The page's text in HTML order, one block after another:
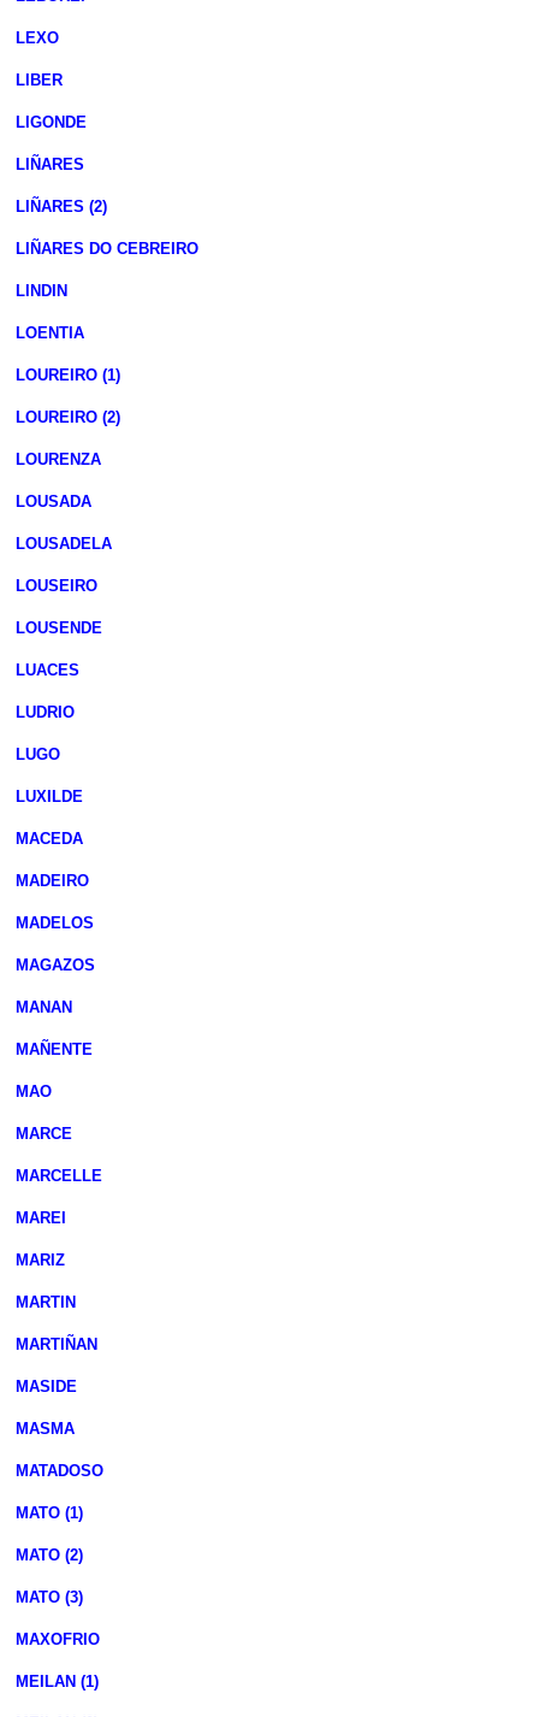
LEXO
LIBER
LIGONDE
LIÑARES
LIÑARES (2)
LIÑARES DO CEBREIRO
LINDIN
LOENTIA
LOUREIRO (1)
LOUREIRO (2)
LOURENZA
LOUSADA
LOUSADELA
LOUSEIRO
LOUSENDE
LUACES
LUDRIO
LUGO
LUXILDE
MACEDA
MADEIRO
MADELOS
MAGAZOS
MANAN
MAÑENTE
MAO
MARCE
MARCELLE
MAREI
MARIZ
MARTIN
MARTIÑAN
MASIDE
MASMA
MATADOSO
MATO (1)
MATO (2)
MATO (3)
MAXOFRIO
MEILAN (1)